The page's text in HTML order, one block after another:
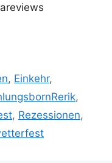
, Einkehr,
,
, Rezessionen,